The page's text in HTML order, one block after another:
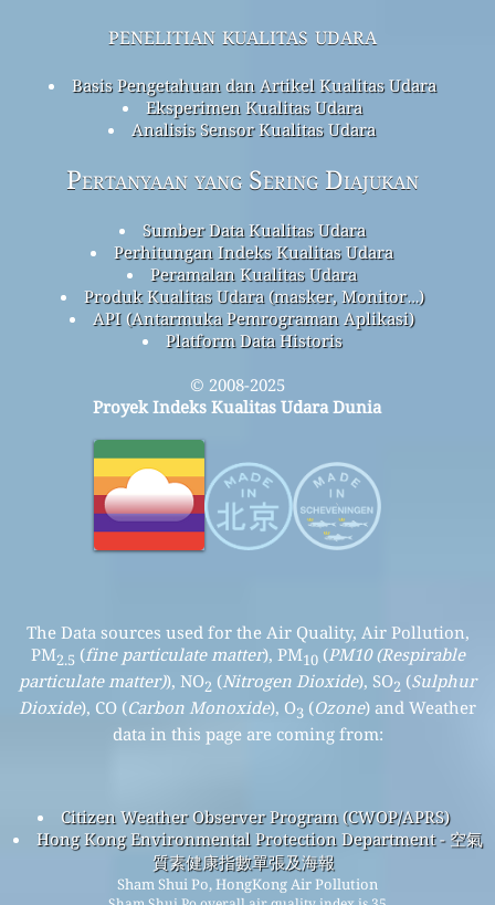
penelitian kualitas udara
Basis Pengetahuan dan Artikel Kualitas Udara
Eksperimen Kualitas Udara
Analisis Sensor Kualitas Udara
Pertanyaan yang Sering Diajukan
Sumber Data Kualitas Udara
Perhitungan Indeks Kualitas Udara
Peramalan Kualitas Udara
Produk Kualitas Udara (masker, Monitor…)
API (Antarmuka Pemrograman Aplikasi)
Platform Data Historis
© 2008-2025
Proyek Indeks Kualitas Udara Dunia
The Data sources used for the Air Quality, Air Pollution,
PM2.5 (fine particulate matter), PM10(PM10 (Respirable
particulate matter)), NO2 (Nitrogen Dioxide), SO2 (Sulphur
Dioxide), CO (Carbon Monoxide), O3 (Ozone) and Weather
data in this page are coming from:
Citizen Weather Observer Program (CWOP/APRS)
Hong Kong Environmental Protection Department - 空氣
質素健康指數單張及海報
Sham Shui Po, HongKong Air Pollution